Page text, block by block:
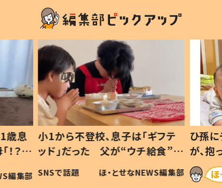
歳息
？」
編集部
小1から不登校、息子は「ギフテ
ッド」だった 父が“ウチ給食”を
作り続ける理由とは #令和の親
#令和の子
SNSで話題 ほ・とせなNEWS編集部
ひ孫
が、
「涙が
い」